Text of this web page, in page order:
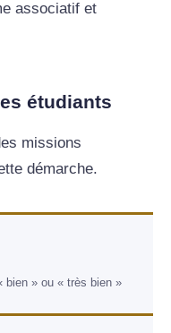
associatif et
étudiants
missions
démarche.
bien » ou « très bien »